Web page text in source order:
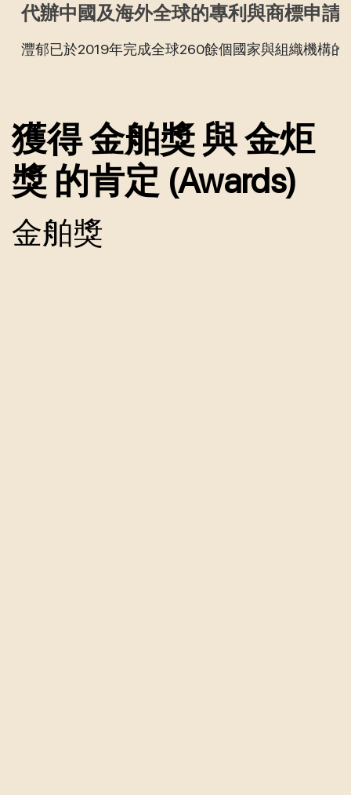
代辦中國及海外全球的專利與商標申請
灃郁已於2019年完成全球260餘個國家與組織機構
獲得 金舶獎 與 金炬
獎 的肯定 (Awards)
金舶獎